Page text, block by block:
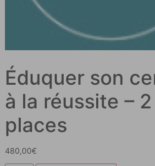
Éduquer son
à la réussite – 2
places
480,00€